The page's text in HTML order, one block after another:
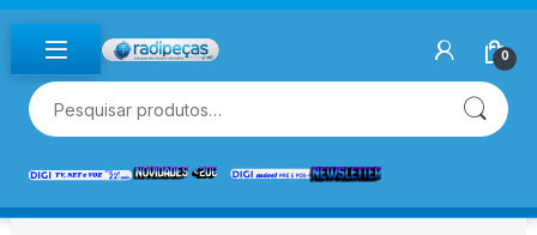
Skip to navigation
Skip to content
0
Pesquisar por: